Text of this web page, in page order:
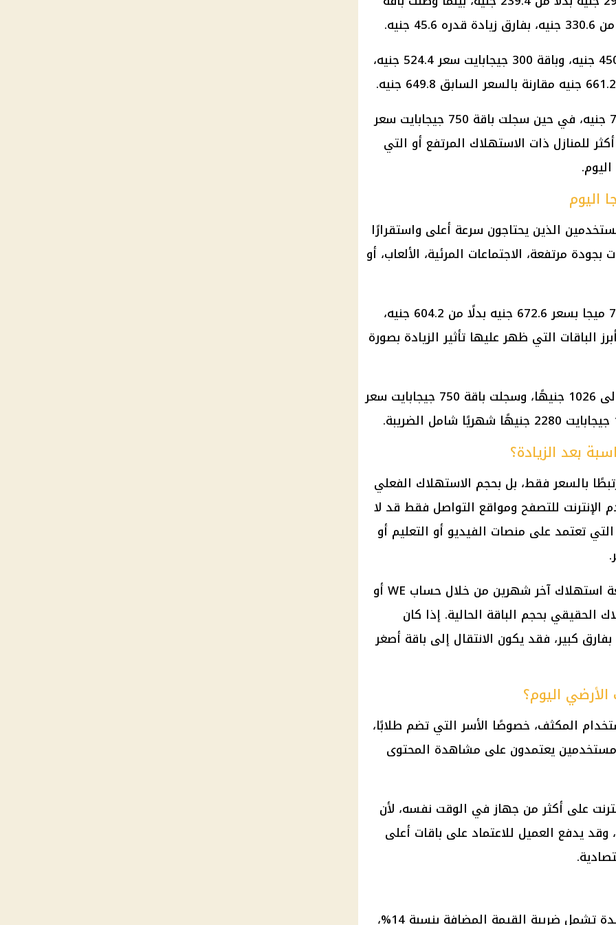
وسجلت باقة 250 جيجابايت سعر 450.3 جنيه، وباقة 300 جيجابايت سعر 524.4 جنيه،
وتصل باقة 500 جيجابايت إلى 752.4 جنيه، في حين سجلت باقة 750 جيجابايت سعر
أكثر للمنازل ذات الاستهلاك المرتفع أو التي
المستخدمين الذين يحتاجون سرعة أعلى واستقرارًا
مرتفعة، الاجتماعات المرئية، الألعاب، أو
وجاءت باقة 250 جيجابايت بسرعة 70 ميجا بسعر 672.6 جنيه بدلًا من 604.2 جنيه،
وهي من أبرز الباقات التي ظهر عليها تأثير الزيادة بصورة
كما وصل سعر باقة 500 جيجابايت إلى 1026 جنيهًا، وسجلت باقة 750 جيجابايت سعر
بعد الزيادة؟
بالسعر فقط، بل بحجم الاستهلاك الفعلي
الإنترنت للتصفح ومواقع التواصل فقط قد لا
التي تعتمد على منصات الفيديو أو التعليم أو
الخطوة العملية الأفضل هي مراجعة استهلاك آخر شهرين من خلال حساب WE أو
الحقيقي بحجم الباقة الحالية. إذا كان
كبير، فقد يكون الانتقال إلى باقة أصغر
الأرضي اليوم؟
المكثف، خصوصًا الأسر التي تضم طلابًا،
يعتمدون على مشاهدة المحتوى
على أكثر من جهاز في الوقت نفسه، لأن
يدفع العميل للاعتماد على باقات أعلى
الأسعار المتداولة لباقات WE الجديدة تشمل ضريبة القيمة المضافة بنسبة 14%،